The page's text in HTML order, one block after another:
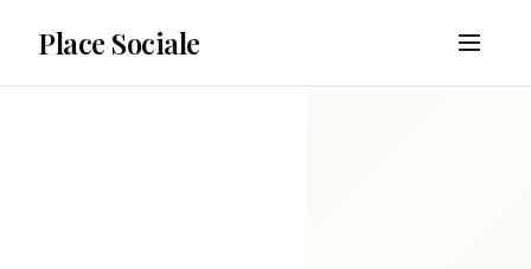
Place Sociale